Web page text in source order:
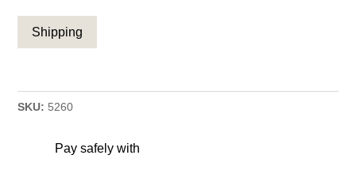
SKU: 5260
Pay safely with